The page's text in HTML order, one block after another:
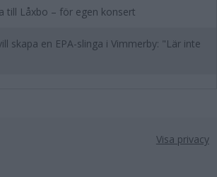
till Låxbo – för egen konsert
skapa en EPA-slinga i Vimmerby: "Lär inte
Visa privacy